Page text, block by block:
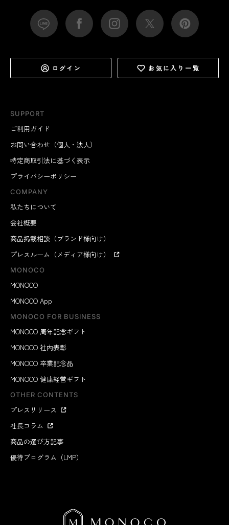
SUPPORT
ご利用ガイド
お問い合わせ（個人・法人）
特定商取引法に基づく表示
プライバシーポリシー
COMPANY
私たちについて
会社概要
商品掲載相談（ブランド様向け）
プレスルーム（メディア様向け）
MONOCO
MONOCO
MONOCO App
MONOCO FOR BUSINESS
MONOCO 周年記念ギフト
MONOCO 社内表彰
MONOCO 卒業記念品
MONOCO 健康経営ギフト
OTHER CONTENTS
プレスリリース
社長コラム
商品の選び方記事
優待プログラム（LMP）
ログイン お気に入り一覧